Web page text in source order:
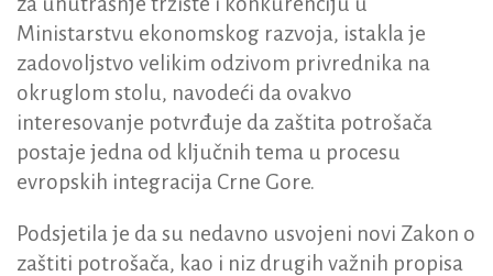
Ministarstvu ekonomskog razvoja, istakla je
zadovoljstvo velikim odzivom privrednika na
okruglom stolu, navodeći da ovakvo
interesovanje potvrđuje da zaštita potrošača
postaje jedna od ključnih tema u procesu
evropskih integracija Crne Gore.
Podsjetila je da su nedavno usvojeni novi Zakon o
zaštiti potrošača, kao i niz drugih važnih propisa